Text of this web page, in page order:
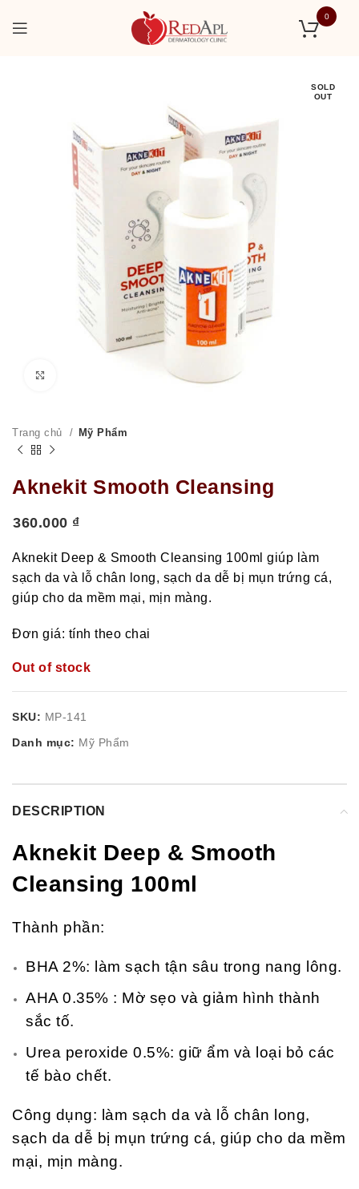
0
SOLD
OUT
Trang chủ Mỹ Phẩm
Aknekit Smooth Cleansing
360.000 ₫
Aknekit Deep & Smooth Cleansing 100ml giúp làm
sạch da và lỗ chân long, sạch da dễ bị mụn trứng cá,
giúp cho da mềm mại, mịn màng.
Đơn giá: tính theo chai
Out of stock
SKU: MP-141
Danh mục: Mỹ Phẩm
DESCRIPTION
Aknekit Deep & Smooth
Cleansing 100ml
Thành phần:
BHA 2%: làm sạch tận sâu trong nang lông.
AHA 0.35% : Mờ sẹo và giảm hình thành
sắc tố.
Urea peroxide 0.5%: giữ ẩm và loại bỏ các
tế bào chết.
Công dụng: làm sạch da và lỗ chân long,
sạch da dễ bị mụn trứng cá, giúp cho da mềm
mại, mịn màng.